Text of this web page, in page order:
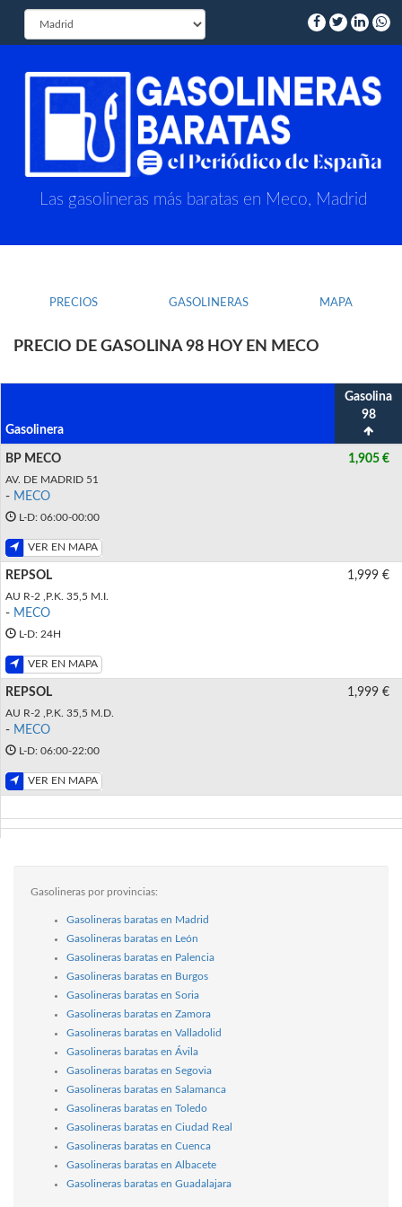
Las gasolineras más baratas en Meco, Madrid
PRECIOS GASOLINERAS MAPA
PRECIO DE GASOLINA 98 HOY EN MECO
Gasolinera
Gasolina
98
BP MECO
AV. DE MADRID 51
- MECO
L-D: 06:00-00:00
VER EN MAPA
1,905 €
REPSOL
AU R-2 ,P.K. 35,5 M.I.
- MECO
L-D: 24H
VER EN MAPA
1,999 €
REPSOL
AU R-2 ,P.K. 35,5 M.D.
- MECO
L-D: 06:00-22:00
VER EN MAPA
1,999 €
Gasolineras por provincias:
Gasolineras baratas en Madrid
Gasolineras baratas en León
Gasolineras baratas en Palencia
Gasolineras baratas en Burgos
Gasolineras baratas en Soria
Gasolineras baratas en Zamora
Gasolineras baratas en Valladolid
Gasolineras baratas en Ávila
Gasolineras baratas en Segovia
Gasolineras baratas en Salamanca
Gasolineras baratas en Toledo
Gasolineras baratas en Ciudad Real
Gasolineras baratas en Cuenca
Gasolineras baratas en Albacete
Gasolineras baratas en Guadalajara